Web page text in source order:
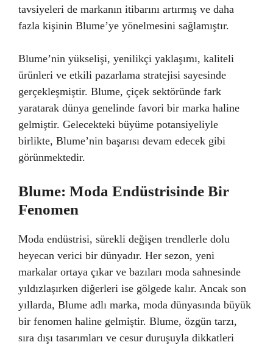
tavsiyeleri de markanın itibarını artırmış ve daha
fazla kişinin Blume’ye yönelmesini sağlamıştır.
Blume’nin yükselişi, yenilikçi yaklaşımı, kaliteli
ürünleri ve etkili pazarlama stratejisi sayesinde
gerçekleşmiştir. Blume, çiçek sektöründe fark
yaratarak dünya genelinde favori bir marka haline
gelmiştir. Gelecekteki büyüme potansiyeliyle
birlikte, Blume’nin başarısı devam edecek gibi
görünmektedir.
Blume: Moda Endüstrisinde Bir
Fenomen
Moda endüstrisi, sürekli değişen trendlerle dolu
heyecan verici bir dünyadır. Her sezon, yeni
markalar ortaya çıkar ve bazıları moda sahnesinde
yıldızlaşırken diğerleri ise gölgede kalır. Ancak son
yıllarda, Blume adlı marka, moda dünyasında büyük
bir fenomen haline gelmiştir. Blume, özgün tarzı,
sıra dışı tasarımları ve cesur duruşuyla dikkatleri